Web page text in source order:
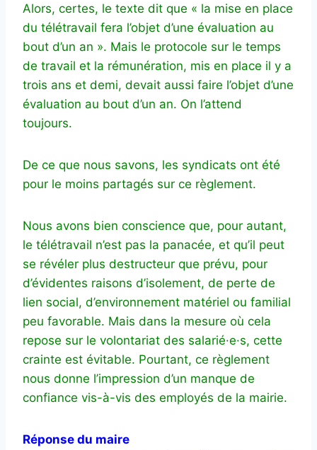
Alors, certes, le texte dit que « la mise en place
du télétravail fera l’objet d’une évaluation au
bout d’un an ». Mais le protocole sur le temps
de travail et la rémunération, mis en place il y a
trois ans et demi, devait aussi faire l’objet d’une
évaluation au bout d’un an. On l’attend
toujours.
De ce que nous savons, les syndicats ont été
pour le moins partagés sur ce règlement.
Nous avons bien conscience que, pour autant,
le télétravail n’est pas la panacée, et qu’il peut
se révéler plus destructeur que prévu, pour
d’évidentes raisons d’isolement, de perte de
lien social, d’environnement matériel ou familial
peu favorable. Mais dans la mesure où cela
repose sur le volontariat des salarié·e·s, cette
crainte est évitable. Pourtant, ce règlement
nous donne l’impression d’un manque de
confiance vis-à-vis des employés de la mairie.
Réponse du maire